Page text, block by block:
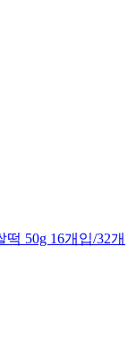
50g 16개입/32개